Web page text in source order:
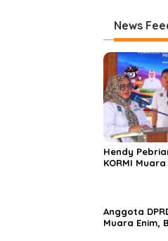
News
Hendy
KORMI
Anggota
Muara Enim,